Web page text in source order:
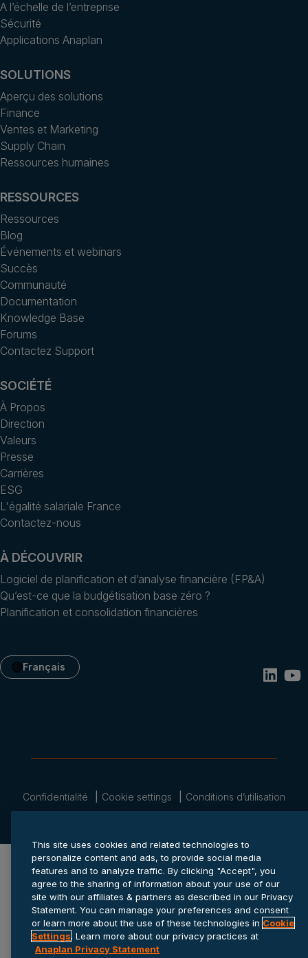
A l’échelle de l’entreprise
Sécurité
Applications Anaplan
SOLUTIONS
Aperçu des solutions
Finance
Ventes et Marketing
Supply Chain
Ressources humaines
RESSOURCES
Ressources
Blog
Événements et webinars
Succès
Communauté
Documentation
Knowledge Base
Forums
Contactez Support
SOCIÉTÉ
À Propos
Direction
Valeurs
Presse
Carrières
ESG
L'égalité salariale France
Contactez-nous
À DÉCOUVRIR
Logiciel de planification et d’analyse financière (FP&A)
Qu’est-ce que la budgétisation base zéro ?
Planification et consolidation financières
Français
© 2026 Anaplan, Inc. Tous droits réservés.
Confidentialité Cookie settings Conditions d’utilisation
This site uses cookies and related technologies to
personalize content and ads, to provide social media
features and to analyze traffic. By clicking "Accept", you
agree to the sharing of information about your use of our
site with our affiliates & partners as described in our Privacy
Statement. You can manage your preferences and consent
or learn more about the use of these technologies in Cookie
Settings. Learn more about our privacy practices at
Anaplan Privacy Statement